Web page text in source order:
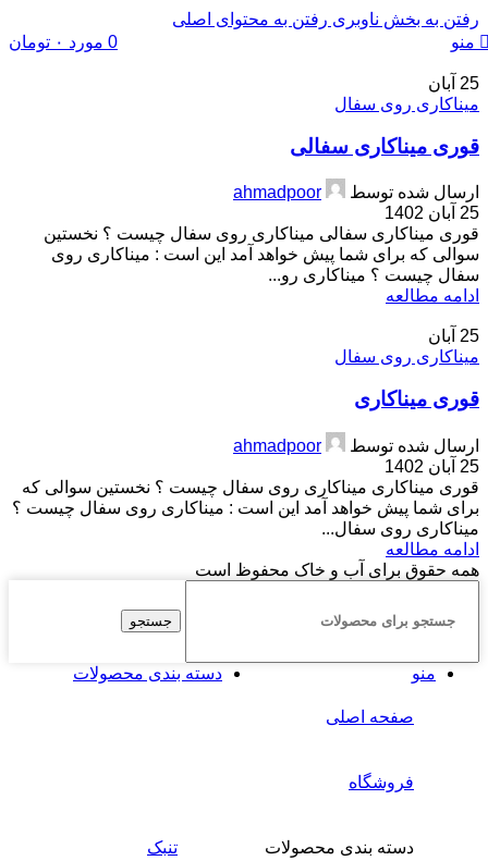
رفتن به بخش ناوبری رفتن به محتوای اصلی
منو
0 مورد ۰ تومان
25 آبان
میناکاری روی سفال
قوری میناکاری سفالی
ارسال شده توسط
ahmadpoor
25 آبان 1402
قوری میناکاری سفالی میناکاری روی سفال چیست ؟ نخستین
سوالی که برای شما پیش خواهد آمد این است : میناکاری روی
سفال چیست ؟ میناکاری رو...
ادامه مطالعه
25 آبان
میناکاری روی سفال
قوری میناکاری
ارسال شده توسط
ahmadpoor
25 آبان 1402
قوری میناکاری میناکاری روی سفال چیست ؟ نخستین سوالی که
برای شما پیش خواهد آمد این است : میناکاری روی سفال چیست ؟
میناکاری روی سفال...
ادامه مطالعه
همه حقوق برای آب و خاک محفوظ است
جستجو
منو دسته بندی محصولات
صفحه اصلی
فروشگاه
دسته بندی محصولات تنبک